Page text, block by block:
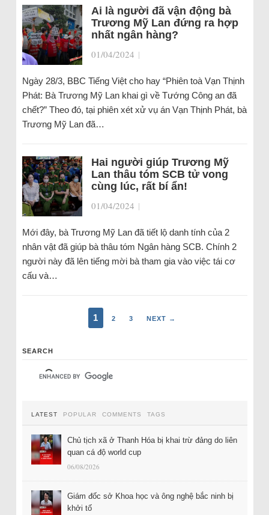
Ai là người đã vận động bà
Trương Mỹ Lan đứng ra hợp
nhất ngân hàng?
01/04/2024 |
Ngày 28/3, BBC Tiếng Việt cho hay “Phiên toà Vạn Thịnh
Phát: Bà Trương Mỹ Lan khai gì về Tướng Công an đã
chết?” Theo đó, tại phiên xét xử vụ án Vạn Thịnh Phát, bà
Trương Mỹ Lan đã…
Hai người giúp Trương Mỹ
Lan thâu tóm SCB tử vong
cùng lúc, rất bí ẩn!
01/04/2024 |
Mới đây, bà Trương Mỹ Lan đã tiết lộ danh tính của 2
nhân vật đã giúp bà thâu tóm Ngân hàng SCB. Chính 2
người này đã lên tiếng mời bà tham gia vào việc tái cơ
cấu và…
1 2 3 NEXT →
SEARCH
LATEST POPULAR COMMENTS TAGS
Chủ tịch xã ở Thanh Hóa bị khai trừ đảng do liên
quan cá độ world cup
06/08/2026
Giám đốc sở Khoa học và ông nghệ bắc ninh bị
khởi tố